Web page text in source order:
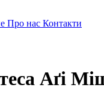
Про нас Контакти
Аґі